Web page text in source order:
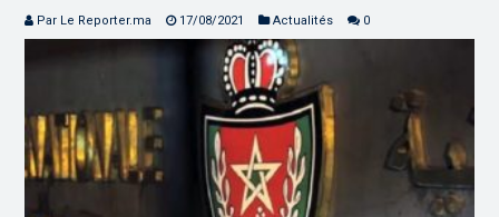
Par Le Reporter.ma 17/08/2021 Actualités 0